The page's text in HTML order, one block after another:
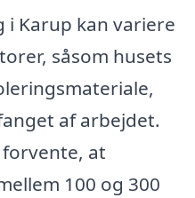
Karup kan variere
såsom husets
af arbejdet.
at
100 og 300